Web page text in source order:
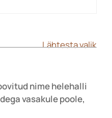
Lähtesta valik
nime helehalli
vasakule poole,